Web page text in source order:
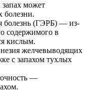
может
болезни.
болезнь (ГЭРБ) — из-
содержимого в
кислым.
желчевыводящих
с запахом тухлых
—